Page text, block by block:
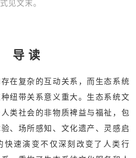
见文末。
导 读
在复杂的互动关系，而生态系统
纽带关系意义重大。生态系统文
类社会的非物质裨益与福祉，包
、场所感知、文化遗产、灵感启
快速演变不仅深刻改变了人类行